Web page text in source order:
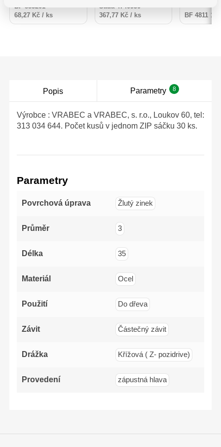
BF 885201
68,27 Kč / ks
sílu.Dříky jsou
vyrobeny z prvotřídní
S2 oceli, která je
(křížový s vylepšeným
(-)5x100mm,
(-)6x125mm,PH1x100mm,
PH2x125mm,
Sada 4740930
367,77 Kč / ks
BF 4811
Popis Parametry 8
Výrobce : VRABEC a VRABEC, s. r.o., Loukov 60, tel:
313 034 644. Počet kusů v jednom ZIP sáčku 30 ks.
Parametry
Povrchová úprava Žlutý zinek
Průměr 3
Délka 35
Materiál Ocel
Použití Do dřeva
Závit Částečný závit
Drážka Křížová ( Z- pozidrive)
Provedení zápustná hlava